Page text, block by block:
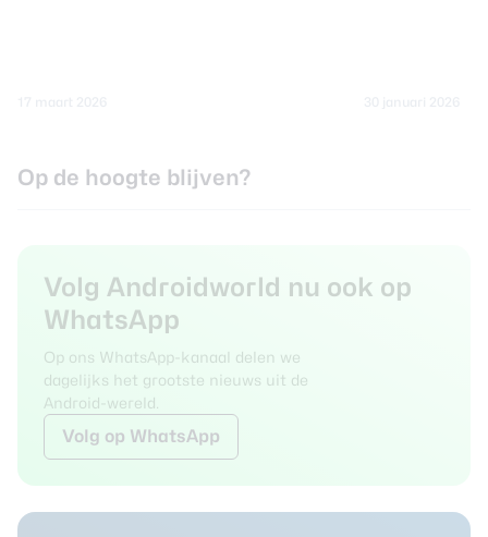
Op de hoogte blijven?
Volg Androidworld nu ook op
WhatsApp
Op ons WhatsApp-kanaal delen we
dagelijks het grootste nieuws uit de
Android-wereld.
Volg op WhatsApp